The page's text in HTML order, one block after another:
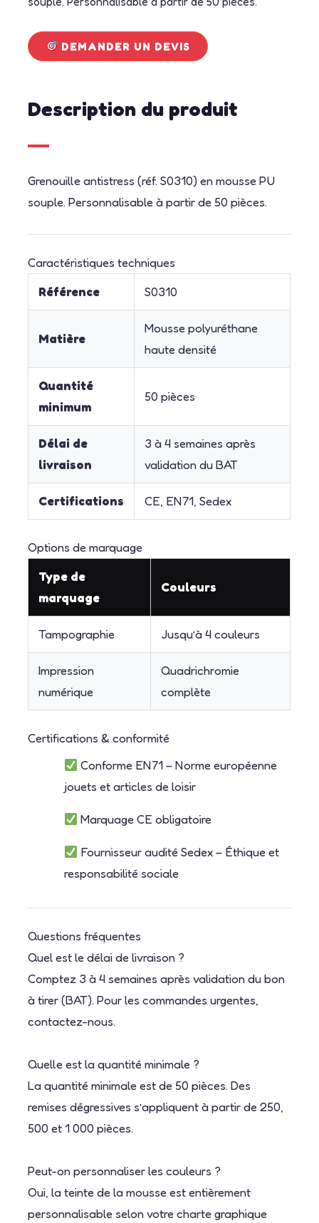
DEMANDER UN DEVIS
Description du produit
Grenouille antistress (réf. S0310) en mousse PU
souple. Personnalisable à partir de 50 pièces.
Caractéristiques techniques
Référence
S0310
Matière
Mousse polyuréthane
haute densité
Quantité
minimum
50 pièces
Délai de
livraison
3 à 4 semaines après
validation du BAT
Certifications CE, EN71, Sedex
Options de marquage
Type de
marquage
Couleurs
Tampographie Jusqu’à 4 couleurs
Impression
numérique
Quadrichromie
complète
Certifications & conformité
Conforme EN71 – Norme européenne
jouets et articles de loisir
Marquage CE obligatoire
Fournisseur audité Sedex – Éthique et
responsabilité sociale
Questions fréquentes
Quel est le délai de livraison ?
Comptez 3 à 4 semaines après validation du bon
à tirer (BAT). Pour les commandes urgentes,
contactez-nous.
Quelle est la quantité minimale ?
La quantité minimale est de 50 pièces. Des
remises dégressives s’appliquent à partir de 250,
500 et 1 000 pièces.
Peut-on personnaliser les couleurs ?
Oui, la teinte de la mousse est entièrement
personnalisable selon votre charte graphique